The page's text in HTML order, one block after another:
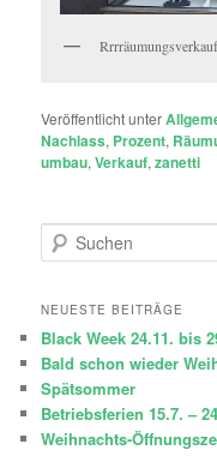
Veröffentlicht unter
Nachlass, Prozent,
umbau,Verkauf,zanetti
u
h
n
NEUESTE BEITRÄGE
Black Week 24.11. bis
Bald schon wieder
Spätsommer
Betriebsferien 15.7. –
Weihnachts-